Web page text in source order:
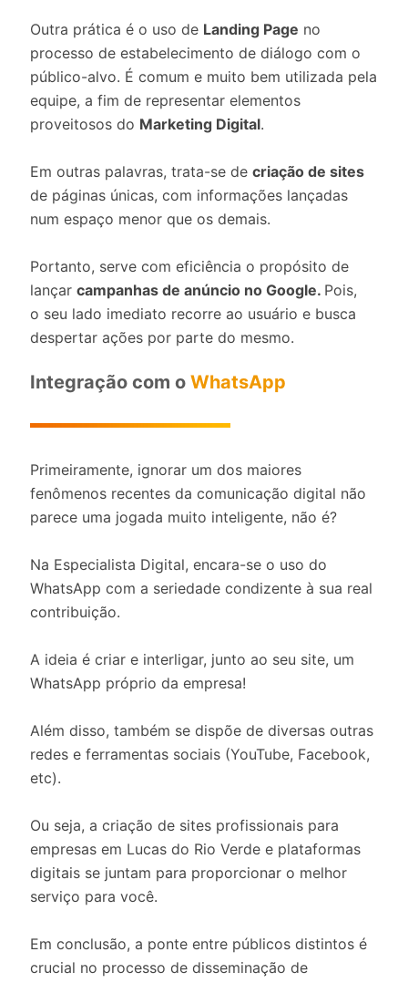
Outra prática é o uso de Landing Page no
processo de estabelecimento de diálogo com o
público-alvo. É comum e muito bem utilizada pela
equipe, a fim de representar elementos
proveitosos do Marketing Digital.
Em outras palavras, trata-se de criação de sites
de páginas únicas, com informações lançadas
num espaço menor que os demais.
Portanto, serve com eficiência o propósito de
lançar campanhas de anúncio no Google. Pois,
o seu lado imediato recorre ao usuário e busca
despertar ações por parte do mesmo.
Integração com o WhatsApp
Primeiramente, ignorar um dos maiores
fenômenos recentes da comunicação digital não
parece uma jogada muito inteligente, não é?
Na Especialista Digital, encara-se o uso do
WhatsApp com a seriedade condizente à sua real
contribuição.
A ideia é criar e interligar, junto ao seu site, um
WhatsApp próprio da empresa!
Além disso, também se dispõe de diversas outras
redes e ferramentas sociais (YouTube, Facebook,
etc).
Ou seja, a criação de sites profissionais para
empresas em Lucas do Rio Verde e plataformas
digitais se juntam para proporcionar o melhor
serviço para você.
Em conclusão, a ponte entre públicos distintos é
crucial no processo de disseminação de